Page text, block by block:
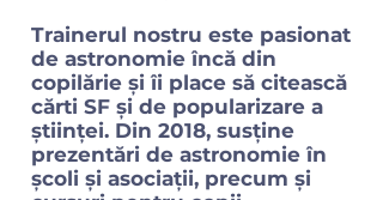
Trainerul nostru este pasionat
de astronomie încă din
copilărie și îi place să citească
cărti SF și de popularizare a
științei. Din 2018, susține
prezentări de astronomie în
școli și asociații, precum și